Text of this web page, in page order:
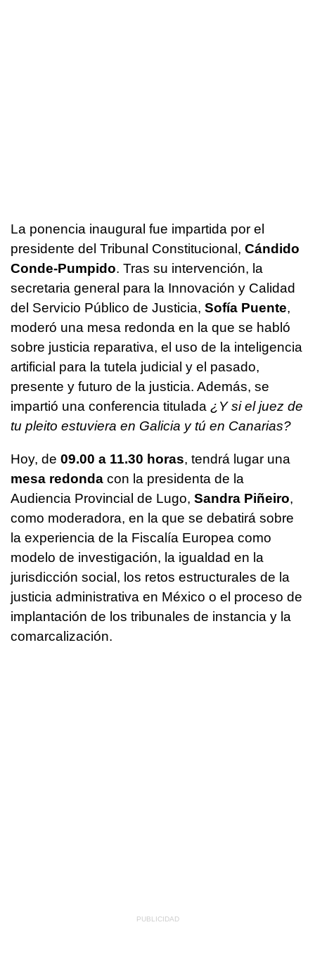
La ponencia inaugural fue impartida por el
presidente del Tribunal Constitucional, Cándido
Conde-Pumpido. Tras su intervención, la
secretaria general para la Innovación y Calidad
del Servicio Público de Justicia, Sofía Puente,
moderó una mesa redonda en la que se habló
sobre justicia reparativa, el uso de la inteligencia
artificial para la tutela judicial y el pasado,
presente y futuro de la justicia. Además, se
impartió una conferencia titulada ¿Y si el juez de
tu pleito estuviera en Galicia y tú en Canarias?
Hoy, de 09.00 a 11.30 horas, tendrá lugar una
mesa redonda con la presidenta de la
Audiencia Provincial de Lugo, Sandra Piñeiro,
como moderadora, en la que se debatirá sobre
la experiencia de la Fiscalía Europea como
modelo de investigación, la igualdad en la
jurisdicción social, los retos estructurales de la
justicia administrativa en México o el proceso de
implantación de los tribunales de instancia y la
comarcalización.